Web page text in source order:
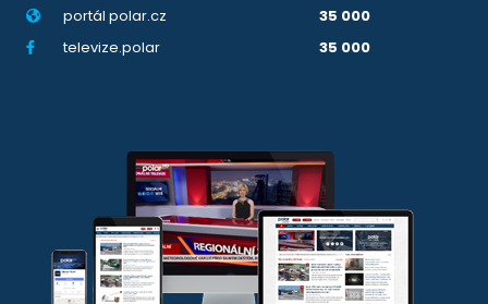
portál polar.cz
35 000
televize.polar
35 000